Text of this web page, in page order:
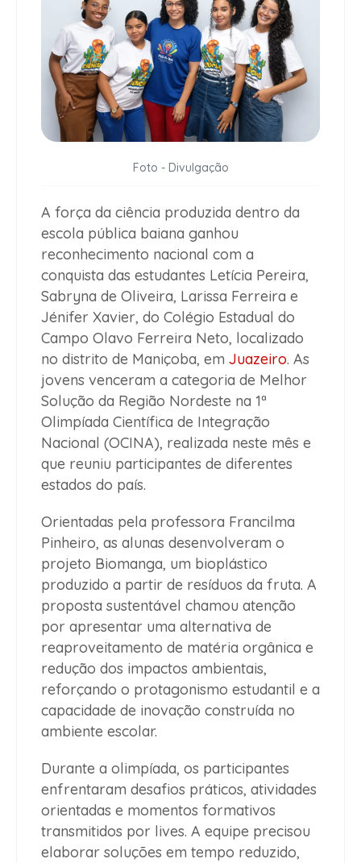
Foto - Divulgação
A força da ciência produzida dentro da
escola pública baiana ganhou
reconhecimento nacional com a
conquista das estudantes Letícia Pereira,
Sabryna de Oliveira, Larissa Ferreira e
Jénifer Xavier, do Colégio Estadual do
Campo Olavo Ferreira Neto, localizado
no distrito de Maniçoba, em Juazeiro. As
jovens venceram a categoria de Melhor
Solução da Região Nordeste na 1ª
Olimpíada Científica de Integração
Nacional (OCINA), realizada neste mês e
que reuniu participantes de diferentes
estados do país.
Orientadas pela professora Francilma
Pinheiro, as alunas desenvolveram o
projeto Biomanga, um bioplástico
produzido a partir de resíduos da fruta. A
proposta sustentável chamou atenção
por apresentar uma alternativa de
reaproveitamento de matéria orgânica e
redução dos impactos ambientais,
reforçando o protagonismo estudantil e a
capacidade de inovação construída no
ambiente escolar.
Durante a olimpíada, os participantes
enfrentaram desafios práticos, atividades
orientadas e momentos formativos
transmitidos por lives. A equipe precisou
elaborar soluções em tempo reduzido,